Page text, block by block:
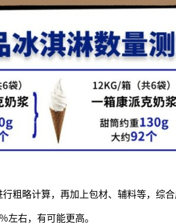
粗略计算，再加上包材、辅料等，综合
左右，有可能更高。